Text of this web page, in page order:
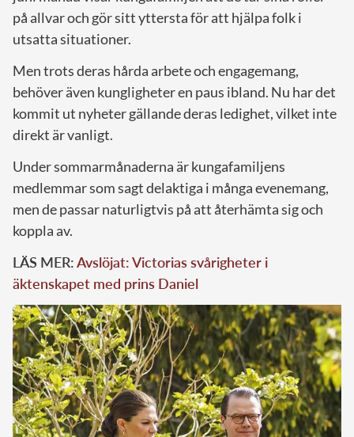
på allvar och gör sitt yttersta för att hjälpa folk i
utsatta situationer.
Men trots deras hårda arbete och engagemang,
behöver även kungligheter en paus ibland. Nu har det
kommit ut nyheter gällande deras ledighet, vilket inte
direkt är vanligt.
Under sommarmånaderna är kungafamiljens
medlemmar som sagt delaktiga i många evenemang,
men de passar naturligtvis på att återhämta sig och
koppla av.
LÄS MER:Avslöjat: Victorias svårigheter i
äktenskapet med prins Daniel